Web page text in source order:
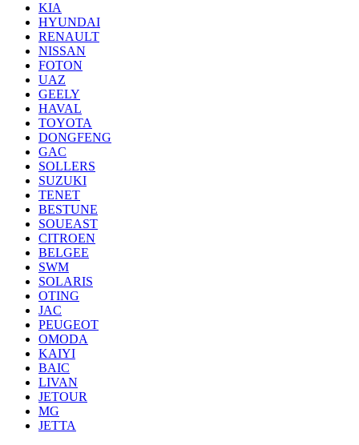
KIA
HYUNDAI
RENAULT
NISSAN
FOTON
UAZ
GEELY
HAVAL
TOYOTA
DONGFENG
GAC
SOLLERS
SUZUKI
TENET
BESTUNE
SOUEAST
CITROEN
BELGEE
SWM
SOLARIS
OTING
JAC
PEUGEOT
OMODA
KAIYI
BAIC
LIVAN
JETOUR
MG
JETTA